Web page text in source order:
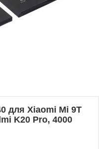
для Xiaomi Mi 9T
K20 Pro, 4000